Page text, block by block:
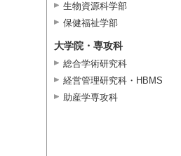
生物資源科学部
保健福祉学部
大学院・専攻科
総合学術研究科
経営管理研究科・HBMS
助産学専攻科